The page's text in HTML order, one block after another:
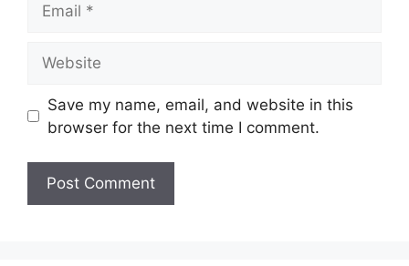
Save my name, email, and website in this
browser for the next time I comment.